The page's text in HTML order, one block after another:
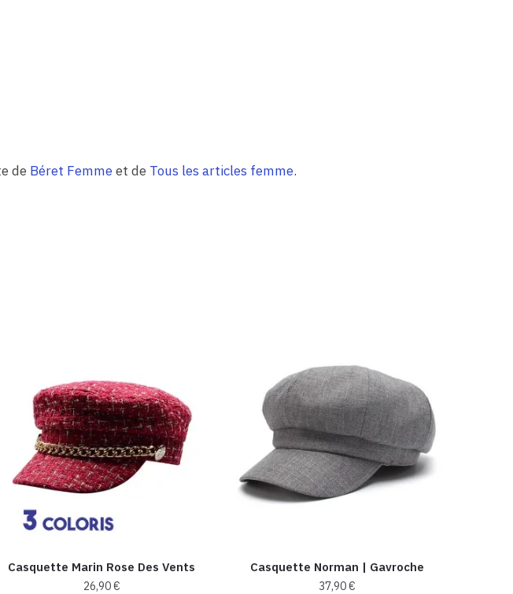
de Béret Femmeet de Tous les articles femme.
Casquette Marin Rose Des Vents
26,90€
Casquette Norman | Gavroche
37,90€